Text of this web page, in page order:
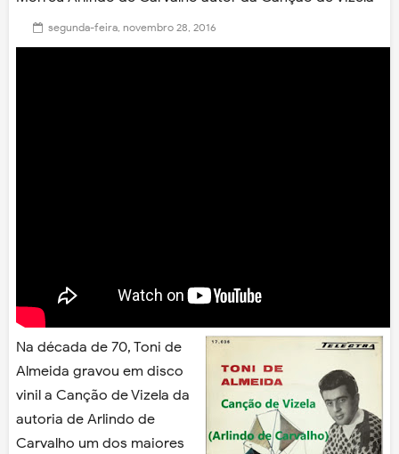
segunda-feira, novembro 28, 2016
Na década de 70, Toni de
Almeida gravou em disco
vinil a Canção de Vizela da
autoria de Arlindo de
Carvalho um dos maiores